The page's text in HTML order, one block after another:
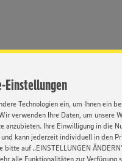
Einstellungen
Technologien ein, um Ihnen ein
verwenden Ihre Daten, um unsere
anzubieten. Ihre Einwilligung in die
kann jederzeit individuell in den
bitte auf „EINSTELLUNGEN
alle Funktionalitäten zur Verfügung
Personalrabatt